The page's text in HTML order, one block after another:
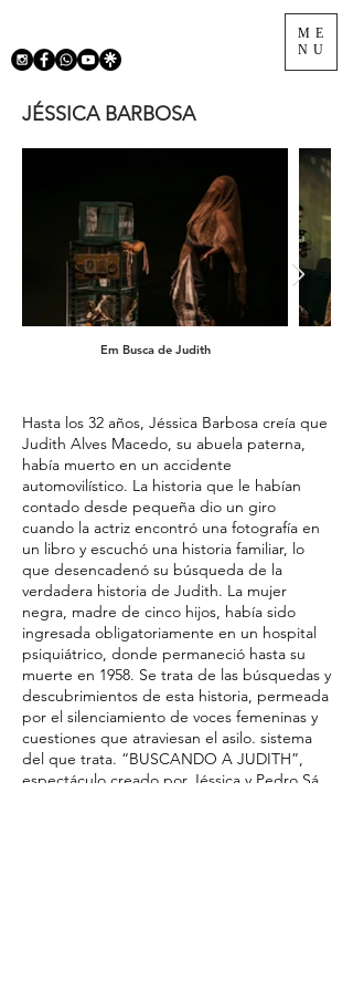
ME
NU
JÉSSICA BARBOSA
Em Busca de Judith
Hasta los 32 años, Jéssica Barbosa creía que
Judith Alves Macedo, su abuela paterna,
había muerto en un accidente
automovilístico. La historia que le habían
contado desde pequeña dio un giro
cuando la actriz encontró una fotografía en
un libro y escuchó una historia familiar, lo
que desencadenó su búsqueda de la
verdadera historia de Judith. La mujer
negra, madre de cinco hijos, había sido
ingresada obligatoriamente en un hospital
psiquiátrico, donde permaneció hasta su
muerte en 1958. Se trata de las búsquedas y
descubrimientos de esta historia, permeada
por el silenciamiento de voces femeninas y
cuestiones que atraviesan el asilo. sistema
del que trata. “BUSCANDO A JUDITH”,
espectáculo creado por Jéssica y Pedro Sá